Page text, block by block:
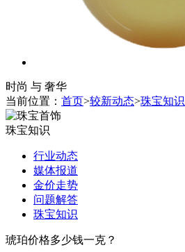
时尚 与 奢华
当前位置： 首页>较新动态>珠宝知识
珠宝知识
行业动态
媒体报道
金价走势
问题解答
珠宝知识
琥珀价格多少钱一克？